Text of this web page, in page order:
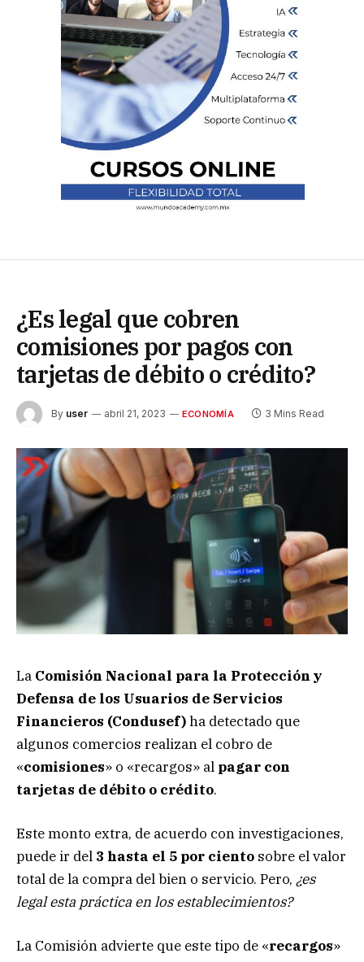
¿Es legal que cobren
comisiones por pagos con
tarjetas de débito o crédito?
By user abril 21, 2023 ECONOMÍA 3 Mins Read
La Comisión Nacional para la Protección y
Defensa de los Usuarios de Servicios
Financieros (Condusef)ha detectado que
algunos comercios realizan el cobro de
«comisiones» o «recargos» al pagar con
tarjetas de débito o crédito.
Este monto extra, de acuerdo con investigaciones,
puede ir del 3 hasta el 5 por ciento sobre el valor
total de la compra del bien o servicio. Pero, ¿es
legal esta práctica en los establecimientos?
La Comisión advierte que este tipo de «recargos»